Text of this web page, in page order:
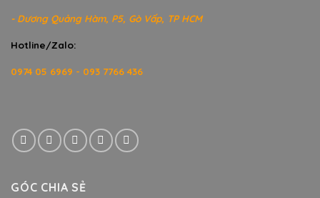
- Dương Quảng Hàm, P5, Gò Vấp, TP HCM
Hotline/Zalo:
0974 05 6969 - 093 7766 436
GÓC CHIA SẺ